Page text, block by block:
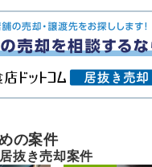
の案件
抜き売却案件